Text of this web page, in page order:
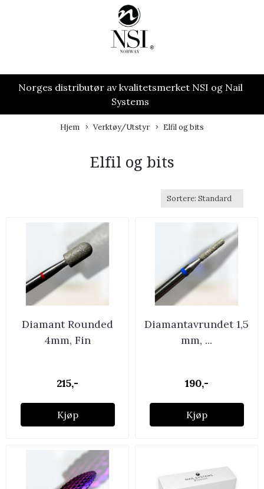
Norges distributør av kvalitetsmerket NSI og Nail
Systems
Hjem Verktøy/Utstyr Elfil og bits
Elfil og bits
Diamant Rounded
4mm, Fin
215,-
Kjøp
Diamantavrundet 1,5
mm, ...
190,-
Kjøp